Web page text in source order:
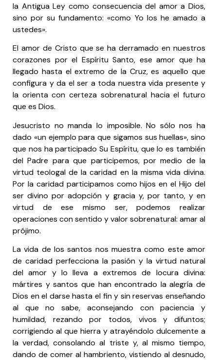
la Antigua Ley como consecuencia del amor a Dios,
sino por su fundamento: «como Yo los he amado a
ustedes».
El amor de Cristo que se ha derramado en nuestros
corazones por el Espíritu Santo, ese amor que ha
llegado hasta el extremo de la Cruz, es aquello que
configura y da el ser a toda nuestra vida presente y
la orienta con certeza sobrenatural hacia el futuro
que es Dios.
Jesucristo no manda lo imposible. No sólo nos ha
dado «un ejemplo para que sigamos sus huellas», sino
que nos ha participado Su Espíritu, que lo es también
del Padre para que participemos, por medio de la
virtud teologal de la caridad en la misma vida divina.
Por la caridad participamos como hijos en el Hijo del
ser divino por adopción y gracia y, por tanto, y en
virtud de ese mismo ser, podemos realizar
operaciones con sentido y valor sobrenatural: amar al
prójimo.
La vida de los santos nos muestra como este amor
de caridad perfecciona la pasión y la virtud natural
del amor y lo lleva a extremos de locura divina:
mártires y santos que han encontrado la alegría de
Dios en el darse hasta el fin y sin reservas enseñando
al que no sabe, aconsejando con paciencia y
humildad, rezando por todos, vivos y difuntos;
corrigiendo al que hierra y atrayéndolo dulcemente a
la verdad, consolando al triste y, al mismo tiempo,
dando de comer al hambriento, vistiendo al desnudo,